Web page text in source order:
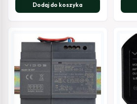
Dodaj do koszyka